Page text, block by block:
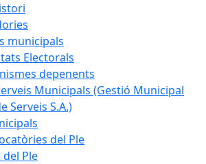
municipals
Electorals
depenents
Municipals (Gestió Municipal
Serveis S.A.)
del Ple
del Ple